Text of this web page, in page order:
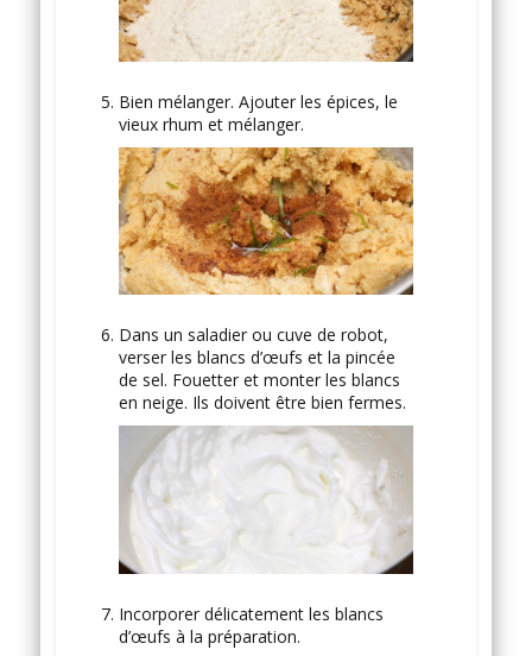
Bien mélanger. Ajouter les épices, le
vieux rhum et mélanger.
Dans un saladier ou cuve de robot,
verser les blancs d’œufs et la pincée
de sel. Fouetter et monter les blancs
en neige. Ils doivent être bien fermes.
Incorporer délicatement les blancs
d’œufs à la préparation.